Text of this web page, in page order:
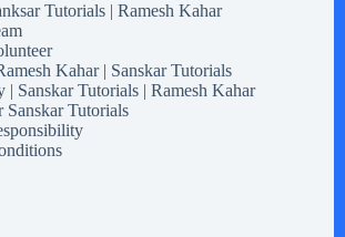
Tutorials | Ramesh Kahar
Kahar | Sanskar Tutorials
| Sanskar Tutorials | Ramesh Kahar
Tutorials